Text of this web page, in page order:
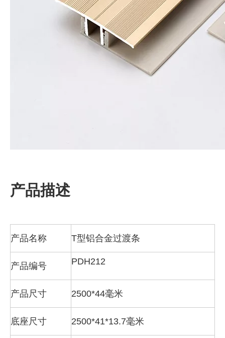
产品描述
产品名称 T型铝合金过渡条
产品编号 PDH212
产品尺寸 2500*44毫米
底座尺寸 2500*41*13.7毫米